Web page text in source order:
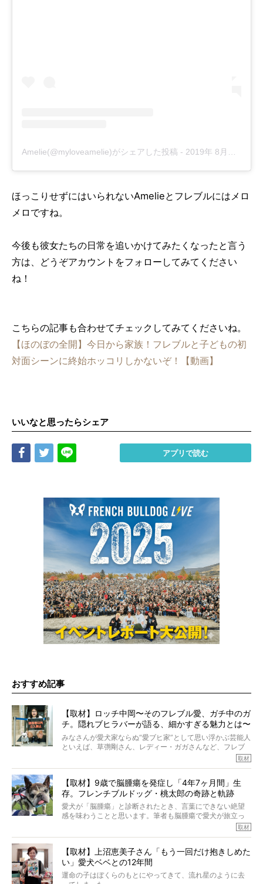
Amelie(@myloveamelie)がシェアした投稿 - 2019年 8月月5日午前9時31分PDT
ほっこりせずにはいられないAmelieとフレブルにはメロ
メロですね。
今後も彼女たちの日常を追いかけてみたくなったと言う
方は、どうぞアカウントをフォローしてみてください
ね！
こちらの記事も合わせてチェックしてみてくださいね。
【ほのぼの全開】今日から家族！フレブルと子どもの初
対面シーンに終始ホッコリしかないぞ！【動画】
いいなと思ったらシェア
Share Tweet アプリで読む
おすすめ記事
【取材】ロッチ中岡〜そのフレブル愛、ガチ中のガ
チ。隠れブヒラバーが語る、細かすぎる魅力とは〜
【前編】
みなさんが愛犬家ならぬ“愛ブヒ家”として思い浮かぶ芸能人
といえば、草彅剛さん、レディー・ガガさんなど、フレブ
ルを飼っている方が多いと思います。が、ロッチ中岡さん
んのインスタグラムを覗くと、たくさんのフレブルアカウ
ントがフォローされていて、わが『FRENCH BULLDOG
LIFE』モデルのnicoやトーラスも、その中の一頭。
そんな中岡さんに、フレブルの魅力を語っていただきまし
た。そのブヒ愛っぷりは、思ってた以上！ ガチ中のガチ
取材
【取材】9歳で脳腫瘍を発症し「4年7ヶ月間」生
存。フレンチブルドッグ・桃太郎の奇跡と軌跡
愛犬が「脳腫瘍」と診断されたとき、言葉にできない絶望
感を味わうことと思います。筆者も脳腫瘍で愛犬が旅立っ
たひとり。だからこそ、どれほど厄介で困難な病気かを理
ところが、フレンチブルドッグの桃太郎は9歳で脳腫瘍を発
症し、なんと4年7ヶ月間も生き抜いたのです。旅立ったと
きの年齢は13歳と11ヶ月、レジェンド級のレジェンドでし
た。さらには、治療後3年間は一度も発作が起きなかったと
取材
【取材】上沼恵美子さん「もう一回だけ抱きしめた
い」愛犬ベベとの12年間
運命の子はぼくらのもとにやってきて、流れ星のように去